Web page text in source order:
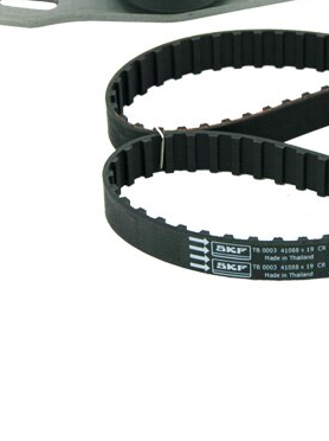
Listă de piese de schimb
articol
Cantitate
VKM
76103
SKF03776 1